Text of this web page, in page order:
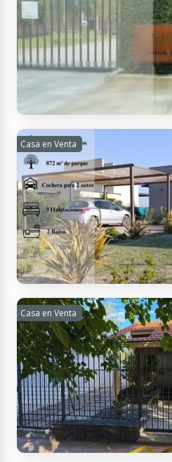
3 habitaciones - 2 baños - 3
cocheras - 222 m² Cub. -
USD
135.000
CRÉDITO
9JR4+R4 San Rafael, Mendoza,
LOTE EN BARRIO
PAREDES
1287 m² Tot.
USD 38.000
Casa en Venta
CH9Q+R3 San Rafael, Mendoza,
VENTA – CASA MODERNA
CLUB | BARRIO PRIVADO
3 habitaciones - 2 baños - 2
cocheras - 124 m² Cub. -
USD 150.000
Casa en Venta